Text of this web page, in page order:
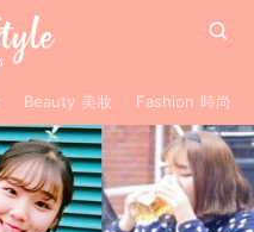
Beauty 美妝 Fashion 時尚